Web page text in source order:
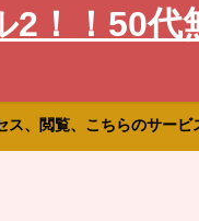
2！！50
、閲覧、こちらのサー